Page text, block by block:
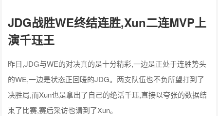
JDG战胜WE终结连胜,Xun二连MVP上
演千珏王
昨日,JDG与WE的对决真的是十分精彩,一边是正处于连胜势头
的WE,一边是状态正回暖的JDG。两支队伍也不负所望打到了
决胜局,而Xun也是拿出了自己的绝活千珏,直接以夸张的数据结
束了比赛,赛后采访也请到了Xun。